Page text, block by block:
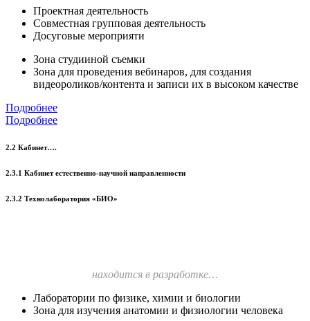
Проектная деятельность
Совместная групповая деятельность
Досуговые мероприяти
Зона студииной съемки
Зона для проведения вебинаров, для создания
видеороликов/контента и записи их в высоком качестве
Подробнее
Подробнее
2.2 Кабинет….
2.3.1 Кабинет естественно-научной направленности
2.3.2 Технолаборатория «БИО»
находится в разработке…
Лаборатории по физике, химии и биологии
Зона для изучения анатомии и физиологии человека